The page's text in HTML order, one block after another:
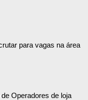
para vagas na área
Operadores de loja